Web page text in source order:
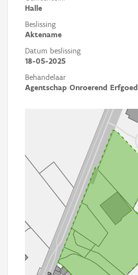
Halle
Beslissing
Aktename
Datum beslissing
18-05-2025
Behandelaar
Agentschap Onroerend Erfgoed